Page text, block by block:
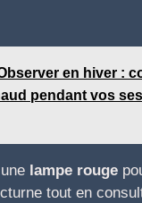
en hiver :
pendant vos
lampe rouge
tout en